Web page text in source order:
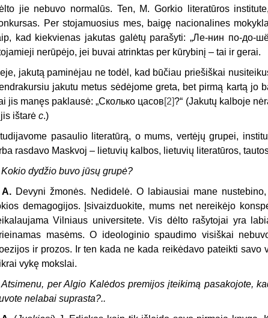
jie nebuvo normalūs. Ten, M. Gorkio literatūros
Per stojamuosius mes, baigę nacionalines
kad kiekvienas jakutas galėtų parašyti: „Ле-нин по-до-
nerūpėjo, jei buvai atrinktas per kūrybinį – tai ir gerai.
jakutą paminėjau ne todėl, kad būčiau priešiškai
jakutu metus sėdėjome greta, bet pirmą kartą jo
jis manęs paklausė: „Сколько цасов[2]?“ (Jakutų kalboje
jis ištarė c.)
pasaulio literatūrą, o mums, vertėjų grupei,
rasdavo Maskvoj – lietuvių kalbos, lietuvių literatūros,
dydžio buvo jūsų grupė?
A. Devyni žmonės. Nedidelė. O labiausiai mane
demagogijos. Įsivaizduokite, mums net nereikėjo
Vilniaus universitete. Vis dėlto rašytojai yra
masėms. O ideologinio spaudimo visiškai
ir prozos. Ir ten kada ne kada reikėdavo pateikti savo
vykę mokslai.
per Algio Kalėdos premijos įteikimą pasakojote,
nelabai suprasta?..